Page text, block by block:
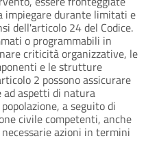
impiegare durante limitati e
dell'articolo 24 del Codice.
o programmabili in
criticità organizzative, le
e le strutture
2 possono assicurare
aspetti di natura
a seguito di
civile competenti, anche
azioni in termini